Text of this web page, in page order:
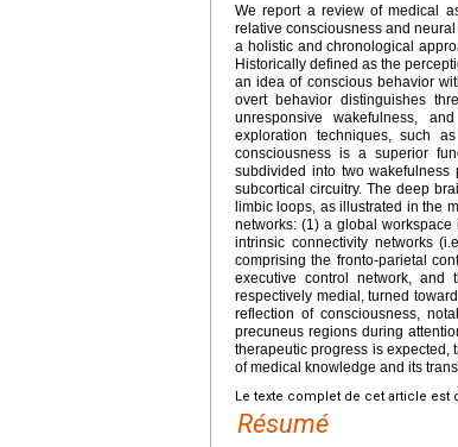
We report a review of medical
relative consciousness and
a holistic and chronological
Historically defined as the
an idea of conscious behavior
overt behavior distinguishes
unresponsive wakefulness,
exploration techniques, such
consciousness is a superior
subdivided into two wakefulness
subcortical circuitry. The deep
limbic loops, as illustrated in the
networks: (1) a global
intrinsic connectivity networks
comprising the fronto-parietal
executive control network, and
respectively medial, turned
reflection of consciousness,
precuneus regions during
therapeutic progress is expected,
of medical knowledge and its
Le texte complet de cet article est
Résumé